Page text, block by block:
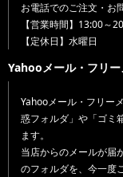
お電話でのご注文・お
【営業時間】13:00～
【定休日】水曜日
Yahooメール・フリ
Yahooメール・フリー
惑フォルダ」や「ゴミ
ます。
当店からのメールが届
のフォルダを、今一度